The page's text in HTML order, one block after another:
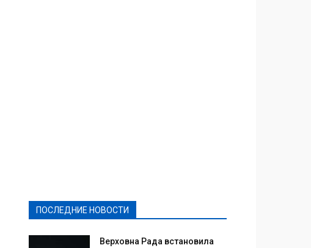
ПОСЛЕДНИЕ НОВОСТИ
Верховна Рада встановила